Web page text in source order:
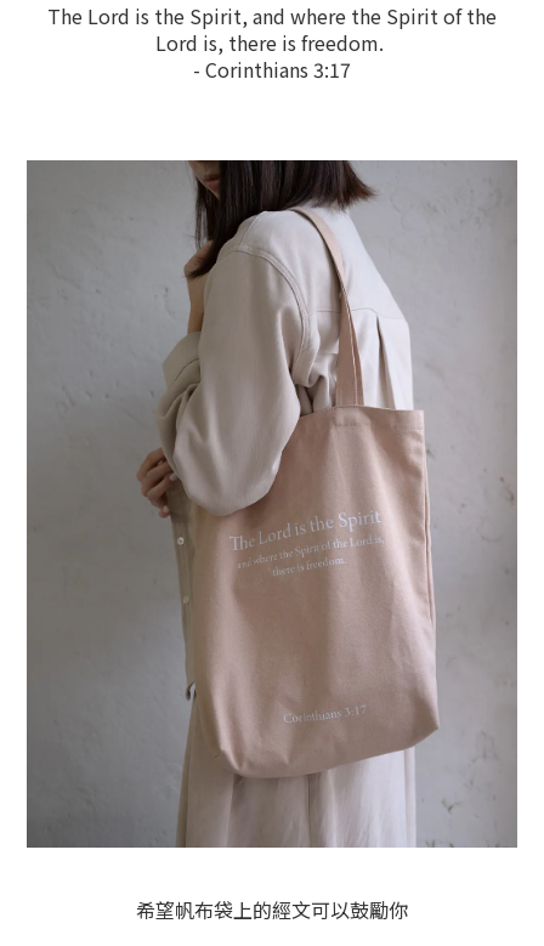
The Lord is the Spirit, and where the Spirit of the
Lord is, there is freedom.
- Corinthians 3:17
希望帆布袋上的經文可以鼓勵你